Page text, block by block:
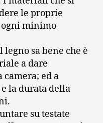
le proprie
ogni minimo
legno sa bene che è
a dare
ed a
la durata della
su testate